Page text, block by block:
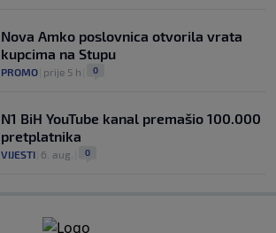
Nova Amko poslovnica otvorila vrata
kupcima na Stupu
PROMO prije 5 h 0
N1 BiH YouTube kanal premašio 100.000
pretplatnika
VIJESTI 6. aug. 0